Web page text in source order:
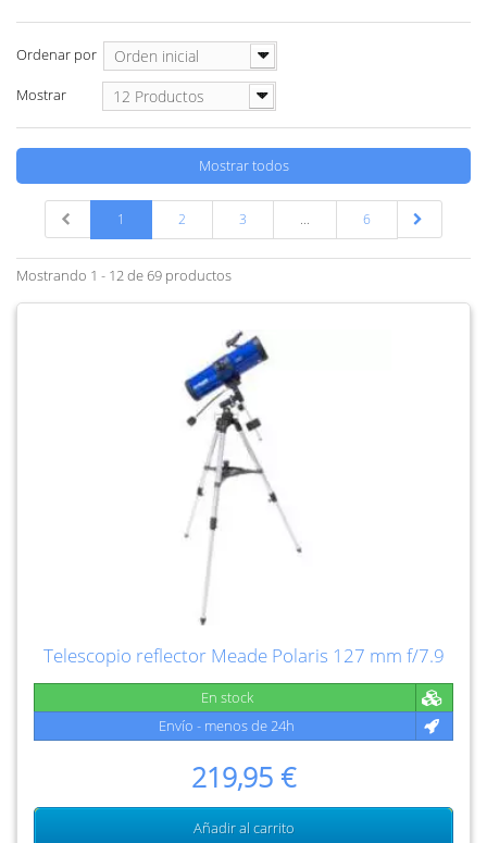
Ordenar por Orden inicial
Mostrar 12 Productos
Mostrar todos
1 2 3 ... 6
Mostrando 1 - 12 de 69 productos
Telescopio reflector Meade Polaris 127 mm f/7.9
En stock
Envío - menos de 24h
219,95 €
Añadir al carrito